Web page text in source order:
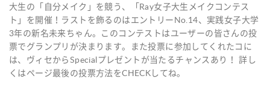
大生の「自分メイク」を競う、「Ray女子大生メイクコンテス
ト」を開催！ラストを飾るのはエントリーNo.14、実践女子大学
3年の新名未来ちゃん。このコンテストはユーザーの皆さんの投
票でグランプリが決まります。また投票に参加してくれたコに
は、ヴィセからSpecialプレゼントが当たるチャンスあり！ 詳し
くはページ最後の投票方法をCHECKしてね。